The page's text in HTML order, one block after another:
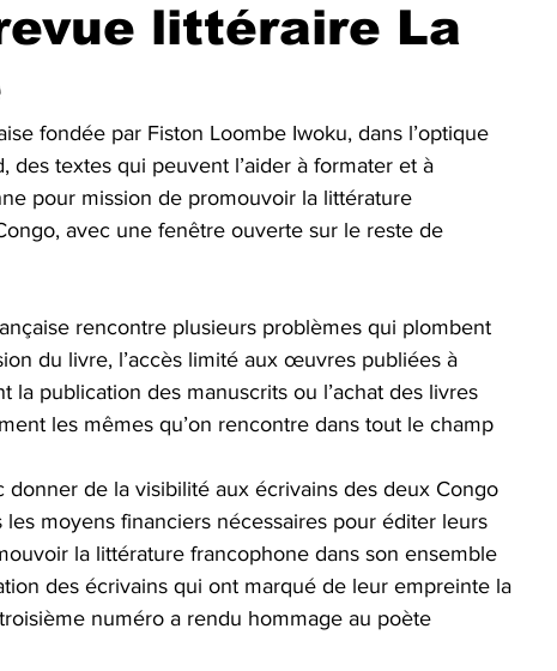
littéraire La
fondée par Fiston Loombe Iwoku, dans l’optique
des textes qui peuvent l’aider à formater et à
pour mission de promouvoir la littérature
avec une fenêtre ouverte sur le reste de
rencontre plusieurs problèmes qui plombent
du livre, l’accès limité aux œuvres publiées à
la publication des manuscrits ou l’achat des livres
les mêmes qu’on rencontre dans tout le champ
de la visibilité aux écrivains des deux Congo
moyens financiers nécessaires pour éditer leurs
la littérature francophone dans son ensemble
des écrivains qui ont marqué de leur empreinte la
numéro a rendu hommage au poète